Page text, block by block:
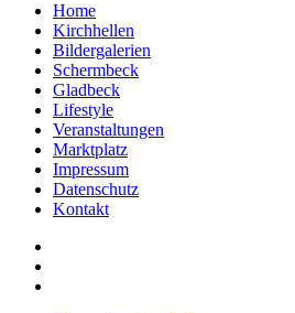
Home
Kirchhellen
Bildergalerien
Schermbeck
Gladbeck
Lifestyle
Veranstaltungen
Marktplatz
Impressum
Datenschutz
Kontakt